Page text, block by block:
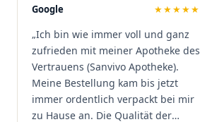
Mal viel Zeit spart. Man merkt,
Kundenzufriedenheit an erster
Stelle stehen. Vielen Dank an das
Team von Sanvivo – ich bin
rundum begeistert!"
Google ★★★★★
„Ich bin wie immer voll und ganz
zufrieden mit meiner Apotheke des
Vertrauens (Sanvivo Apotheke).
Meine Bestellung kam bis jetzt
immer ordentlich verpackt bei mir
zu Hause an. Die Qualität der